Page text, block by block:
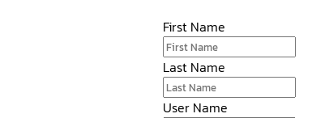
First Name
Last Name
User Name